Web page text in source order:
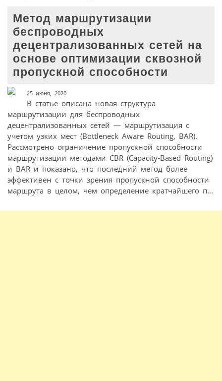
Метод маршрутизации
беспроводных
децентрализованных сетей на
основе оптимизации сквозной
пропускной способности
25 июня, 2020
В статье описана новая структура
маршрутизации для беспроводных
децентрализованных сетей — маршрутизация с
учетом узких мест (Bottleneck Aware Routing, BAR).
Рассмотрено ограничение пропускной способности
маршрутизации методами CBR (Capacity-Based Routing)
и BAR и показано, что последний метод более
эффективен с точки зрения пропускной способности
маршрута в целом, чем определение кратчайшего п...